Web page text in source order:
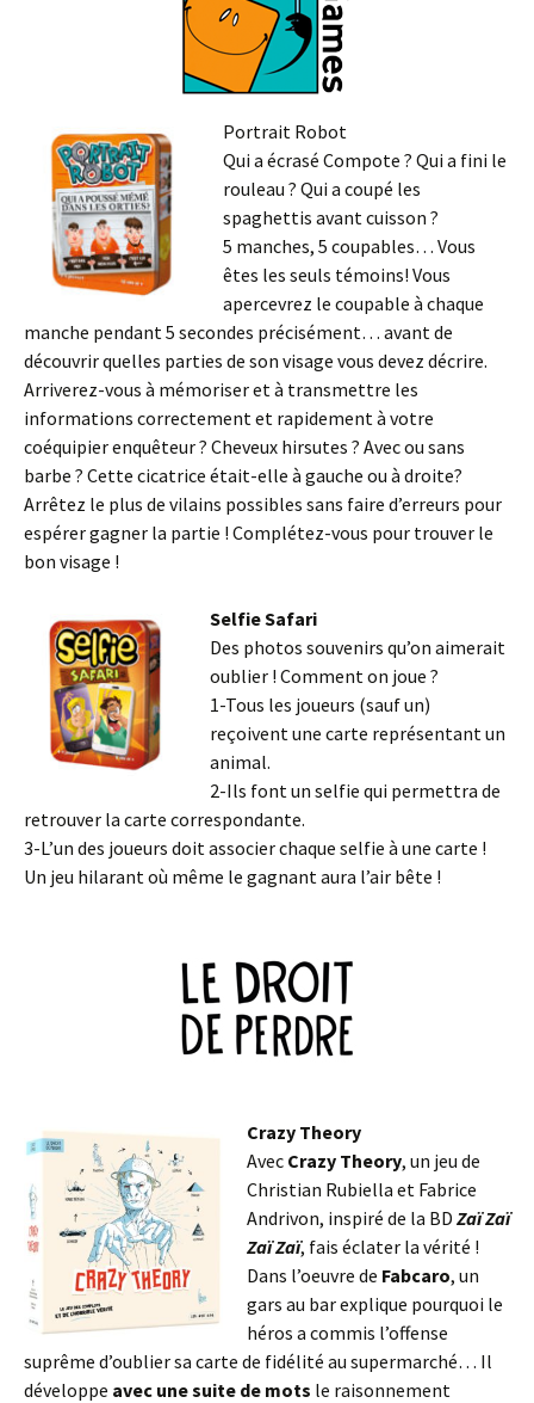
Portrait Robot
Qui a écrasé Compote ? Qui a fini le
rouleau ? Qui a coupé les
spaghettis avant cuisson ?
5 manches, 5 coupables… Vous
êtes les seuls témoins! Vous
apercevrez le coupable à chaque
manche pendant 5 secondes précisément… avant de
découvrir quelles parties de son visage vous devez décrire.
Arriverez-vous à mémoriser et à transmettre les
informations correctement et rapidement à votre
coéquipier enquêteur ? Cheveux hirsutes ? Avec ou sans
barbe ? Cette cicatrice était-elle à gauche ou à droite?
Arrêtez le plus de vilains possibles sans faire d’erreurs pour
espérer gagner la partie ! Complétez-vous pour trouver le
bon visage !
Selfie Safari
Des photos souvenirs qu’on aimerait
oublier ! Comment on joue ?
1-Tous les joueurs (sauf un)
reçoivent une carte représentant un
animal.
2-Ils font un selfie qui permettra de
retrouver la carte correspondante.
3-L’un des joueurs doit associer chaque selfie à une carte !
Un jeu hilarant où même le gagnant aura l’air bête !
Crazy Theory
Avec Crazy Theory, un jeu de
Christian Rubiella et Fabrice
Andrivon, inspiré de la BD Zaï Zaï
Zaï Zaï, fais éclater la vérité !
Dans l’oeuvre de Fabcaro, un
gars au bar explique pourquoi le
héros a commis l’offense
suprême d’oublier sa carte de fidélité au supermarché… Il
développe avec une suite de mots le raisonnement